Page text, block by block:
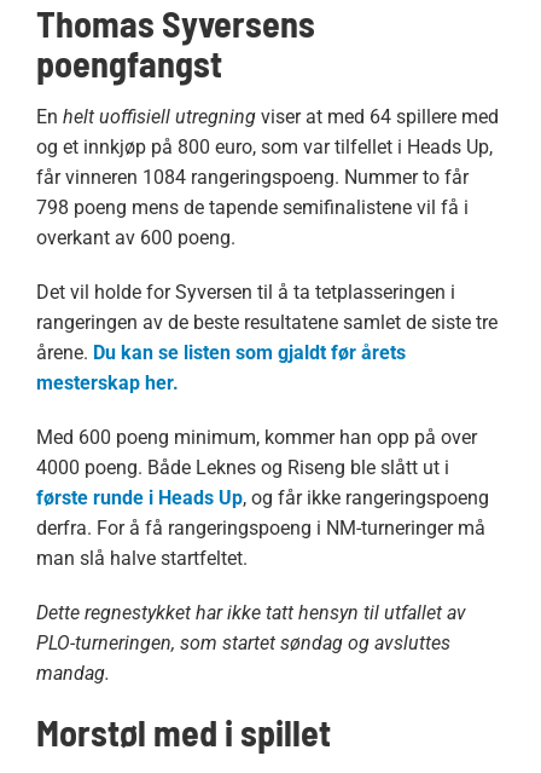
Thomas Syversens
poengfangst
En helt uoffisiell utregningviser at med 64 spillere med
og et innkjøp på 800 euro, som var tilfellet i Heads Up,
får vinneren 1084 rangeringspoeng. Nummer to får
798 poeng mens de tapende semifinalistene vil få i
overkant av 600 poeng.
Det vil holde for Syversen til å ta tetplasseringen i
rangeringen av de beste resultatene samlet de siste tre
årene. Du kan se listen som gjaldt før årets
mesterskap her.
Med 600 poeng minimum, kommer han opp på over
4000 poeng. Både Leknes og Riseng ble slått ut i
første runde i Heads Up, og får ikke rangeringspoeng
derfra. For å få rangeringspoeng i NM-turneringer må
man slå halve startfeltet.
Dette regnestykket har ikke tatt hensyn til utfallet av
PLO-turneringen, som startet søndag og avsluttes
mandag.
Morstøl med i spillet